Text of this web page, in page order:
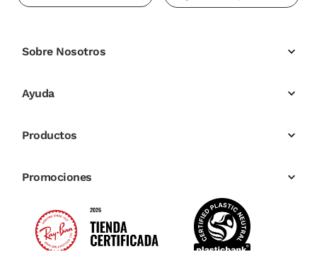
Sobre Nosotros
Ayuda
Productos
Promociones